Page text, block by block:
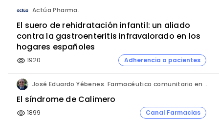
Actúa Pharma.
El suero de rehidratación infantil: un aliado
contra la gastroenteritis infravalorado en los
hogares españoles
visibility 1920 Adherencia a pacientes
José Eduardo Yébenes. Farmacéutico comunitario en Mijas (Málaga).
El síndrome de Calimero
visibility 1899 Canal Farmacias